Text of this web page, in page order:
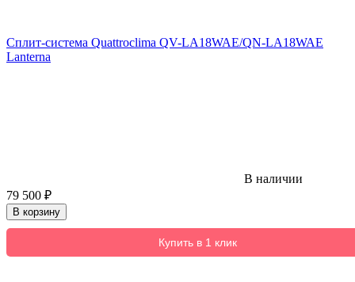
Сплит-система Quattroclima QV-LA18WAE/QN-LA18WAE
Lanterna
В наличии
79 500 ₽
В корзину
Купить в 1 клик